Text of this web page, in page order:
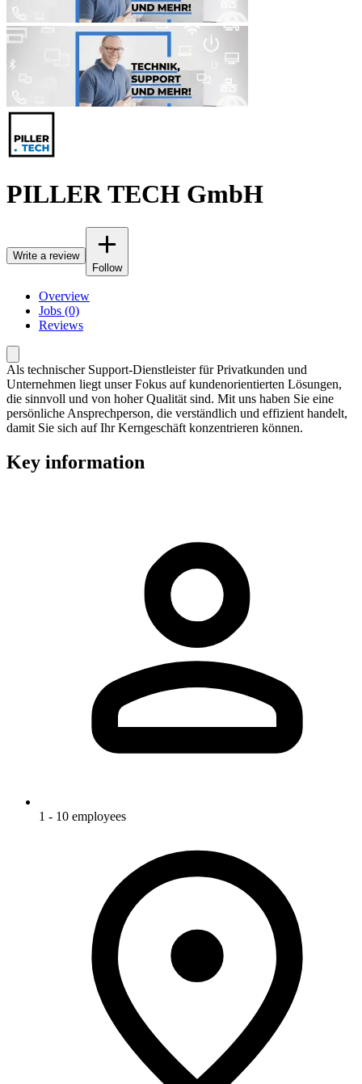
PILLER TECH GmbH
Write a review
Follow
Overview
Jobs (0)
Reviews
Als technischer Support-Dienstleister für Privatkunden und
Unternehmen liegt unser Fokus auf kundenorientierten Lösungen,
die sinnvoll und von hoher Qualität sind. Mit uns haben Sie eine
persönliche Ansprechperson, die verständlich und effizient handelt,
damit Sie sich auf Ihr Kerngeschäft konzentrieren können.
Key information
1 - 10 employees